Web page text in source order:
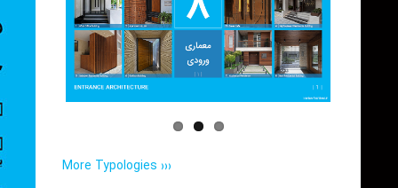
More Typologies ›››